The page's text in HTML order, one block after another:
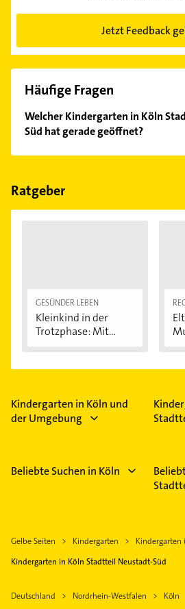
Jetzt Feedback
Häufige Fragen
Welcher Kindergarten in Köln
Süd hat gerade geöffnet?
Im Anbieter-Bereich finden Sie
Feiertagen abweichen können.
Ratgeber
GESÜNDER LEBEN
Kleinkind in der
Trotzphase: Mit...
Kindergarten in Köln und
der Umgebung
Beliebte Suchen in Köln
Gelbe Seiten Kindergarten
Kindergarten
Kindergarten in Köln Stadtteil Neustadt-Süd
Deutschland Nordrhein-Westfalen
Köln